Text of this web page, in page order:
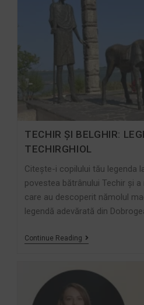
TECHIR ȘI BELGHIR:
TECHIRGHIOL
Citește-i copilului tău legenda
povestea bătrânului Techir și a
care au descoperit nămolul
legendă adevărată din
Continue Reading